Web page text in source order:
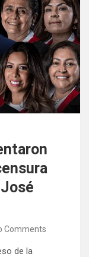
Comments
de la